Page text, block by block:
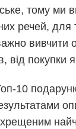
тому ми
речей,
вивчити
від покупки
10